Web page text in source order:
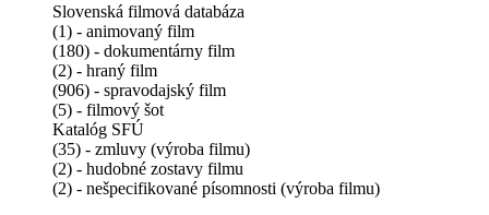
Slovenská filmová databáza
(1) - animovaný film
(180) - dokumentárny film
(2) - hraný film
(906) - spravodajský film
(5) - filmový šot
Katalóg SFÚ
(35) - zmluvy (výroba filmu)
(2) - hudobné zostavy filmu
(2) - nešpecifikované písomnosti (výroba filmu)